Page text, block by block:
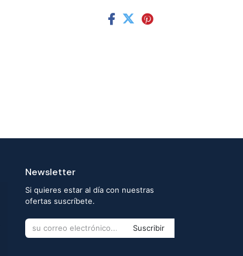
Newsletter
Si quieres estar al día con nuestras
ofertas suscríbete.
Suscribir